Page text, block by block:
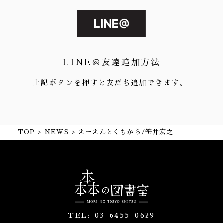
LINE＠友達追加方法
上記ボタンを押すと友だち追加できます。
TOP NEWS えーえんとくちから/笹井宏之
TEL: 03-6455-0629